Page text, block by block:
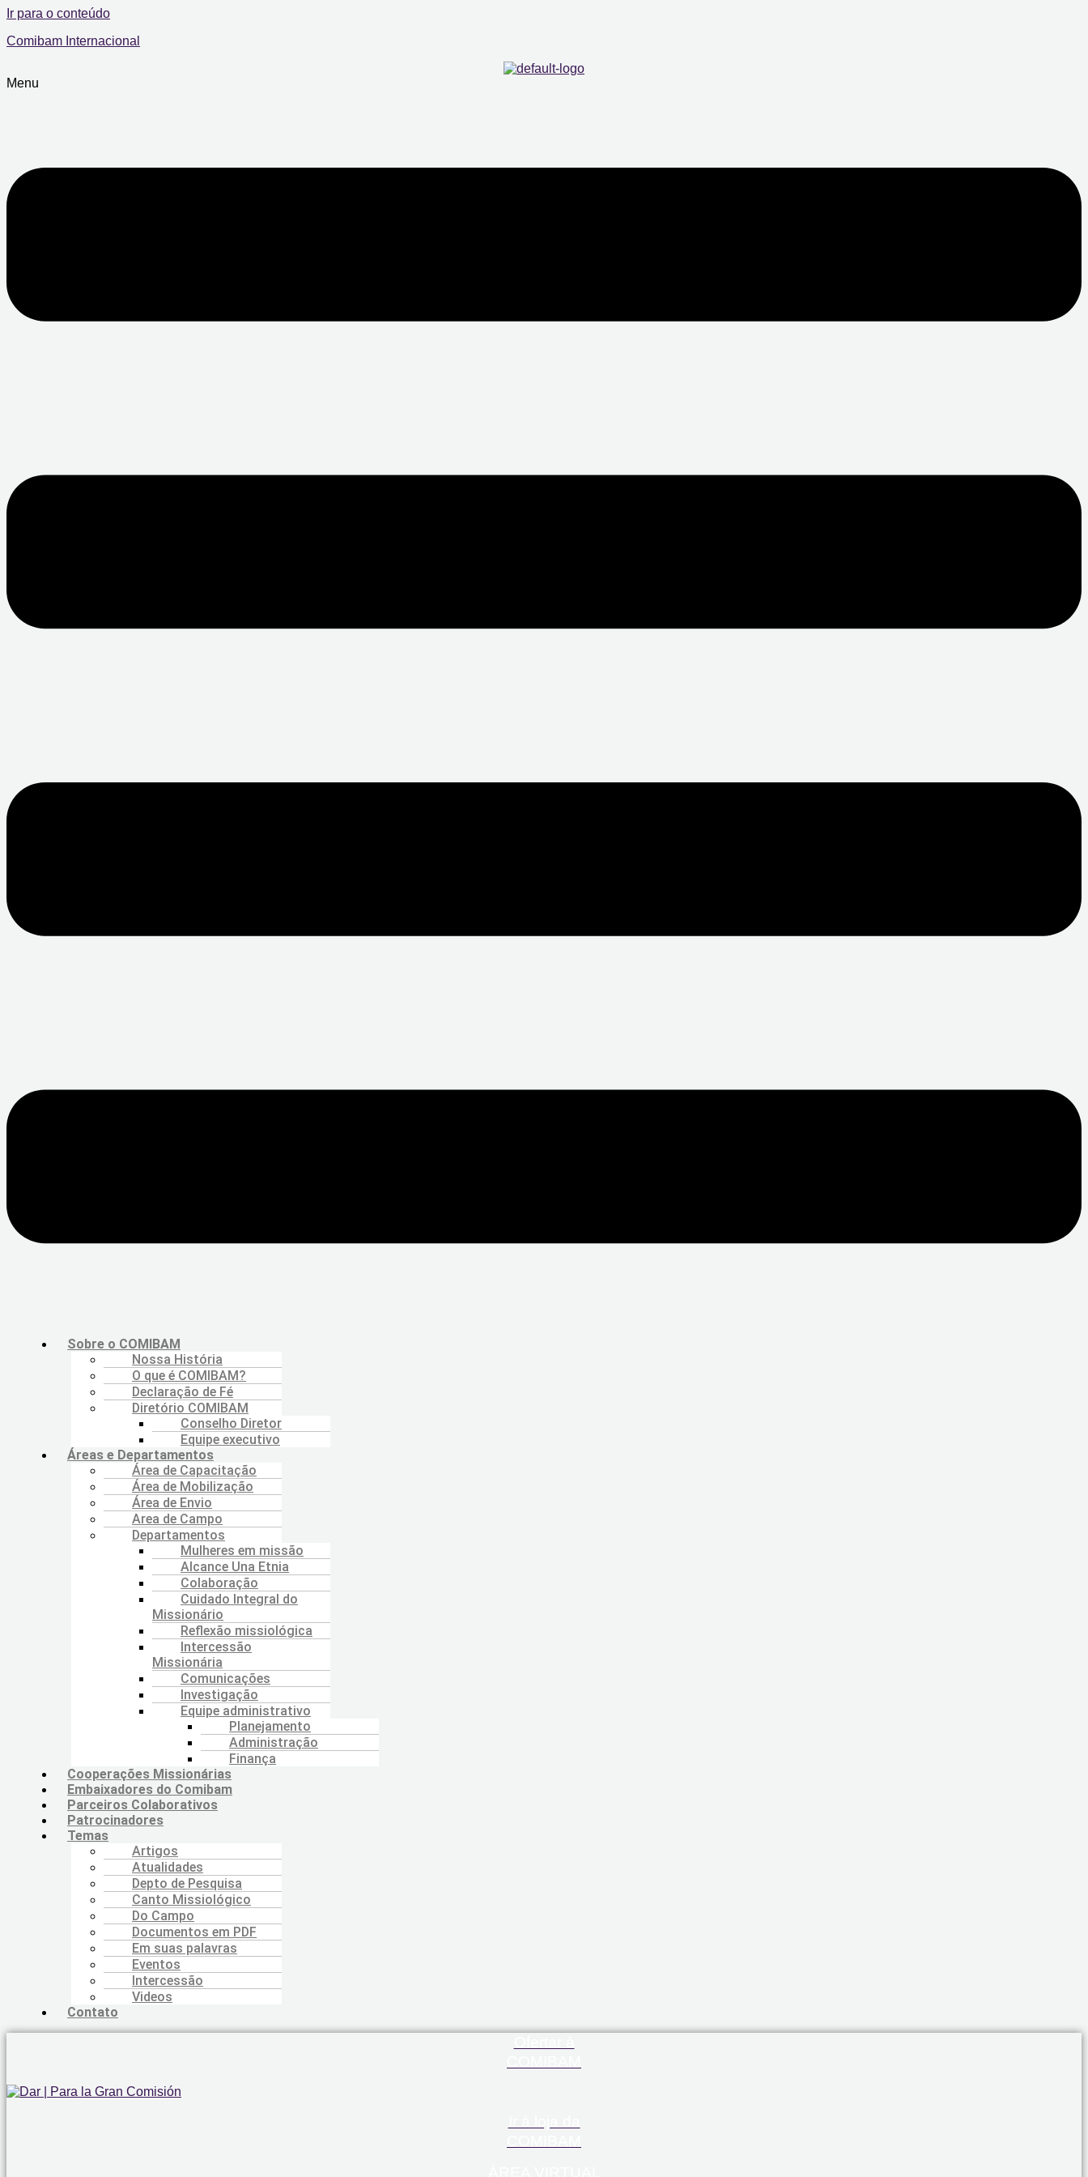
Ir para o conteúdo
Comibam Internacional
Menu
Sobre o COMIBAM
Nossa História
O que é COMIBAM?
Declaração de Fé
Diretório COMIBAM
Conselho Diretor
Equipe executivo
Áreas e Departamentos
Área de Capacitação
Área de Mobilização
Área de Envio
Area de Campo
Departamentos
Mulheres em missão
Alcance Una Etnia
Colaboração
Cuidado Integral do
Missionário
Reflexão missiológica
Intercessão
Missionária
Comunicações
Investigação
Equipe administrativo
Planejamento
Administração
Finança
Cooperações Missionárias
Embaixadores do Comibam
Parceiros Colaborativos
Patrocinadores
Temas
Artigos
Atualidades
Depto de Pesquisa
Canto Missiológico
Do Campo
Documentos em PDF
Em suas palavras
Eventos
Intercessão
Videos
Contato